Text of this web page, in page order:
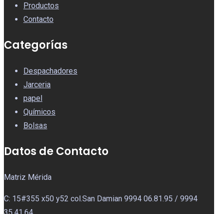
Productos
Contacto
Categorías
Despachadores
Jarceria
papel
Químicos
Bolsas
Datos de Contacto
Matriz Mérida
C: 15#355 x50 y52 col.San Damian 9994 06.81.95 / 9994